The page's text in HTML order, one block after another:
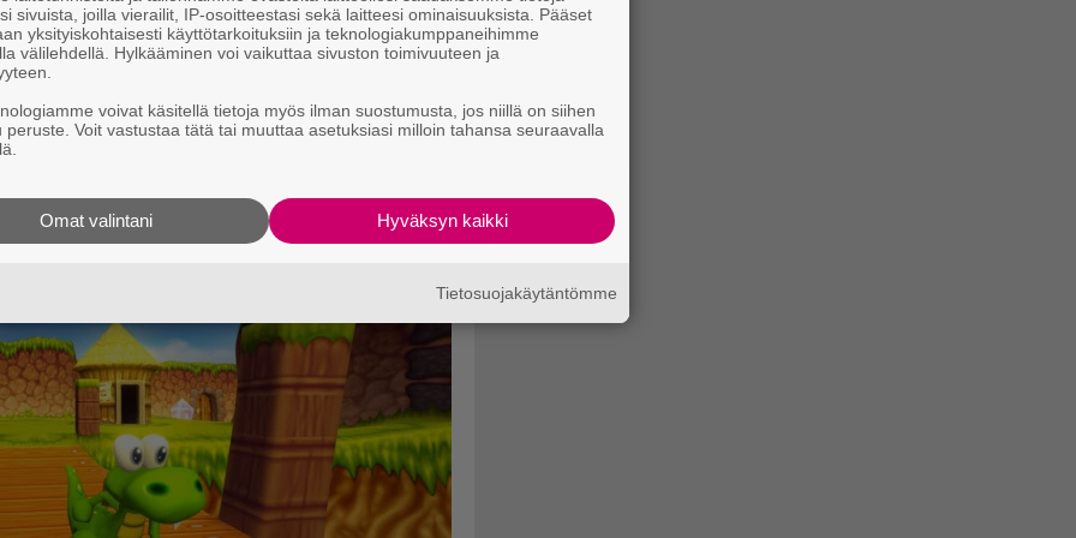
tuoreessa trailerissa
-aluetta.
sivuista, joilla vierailit, IP-osoitteestasi sekä laitteesi ominaisuuksista. Pääset
yksityiskohtaisesti käyttötarkoituksiin ja teknologiakumppaneihimme
välilehdellä. Hylkääminen voi vaikuttaa sivuston toimivuuteen ja
voivat käsitellä tietoja myös ilman suostumusta, jos niillä on siihen
peruste. Voit vastustaa tätä tai muuttaa asetuksiasi milloin tahansa seuraavalla
Hyväksyn kaikki
Omat valintani
Tietosuojakäytäntömme